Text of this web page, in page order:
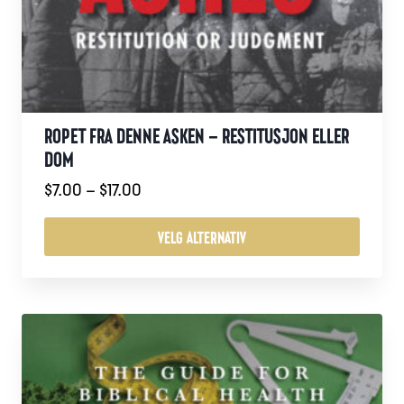
ROPET FRA DENNE ASKEN – RESTITUSJON ELLER
DOM
$7.00 – $17.00Prisområde:
$17.00
VELG ALTERNATIV
har
varianter.
Alternativene